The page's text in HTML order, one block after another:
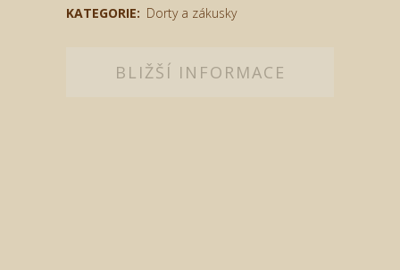
KATEGORIE: Dorty a zákusky
BLIŽŠÍ INFORMACE